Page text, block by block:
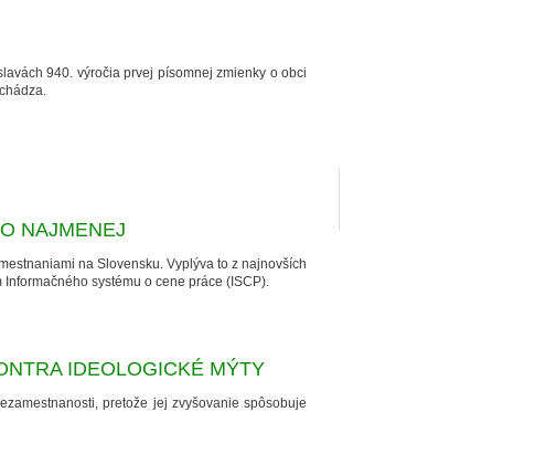
940. výročia prvej písomnej zmienky o obci
NAJMENEJ
na Slovensku. Vyplýva to z najnovších
systému o cene práce (ISCP).
IDEOLOGICKÉ MÝTY
pretože jej zvyšovanie spôsobuje